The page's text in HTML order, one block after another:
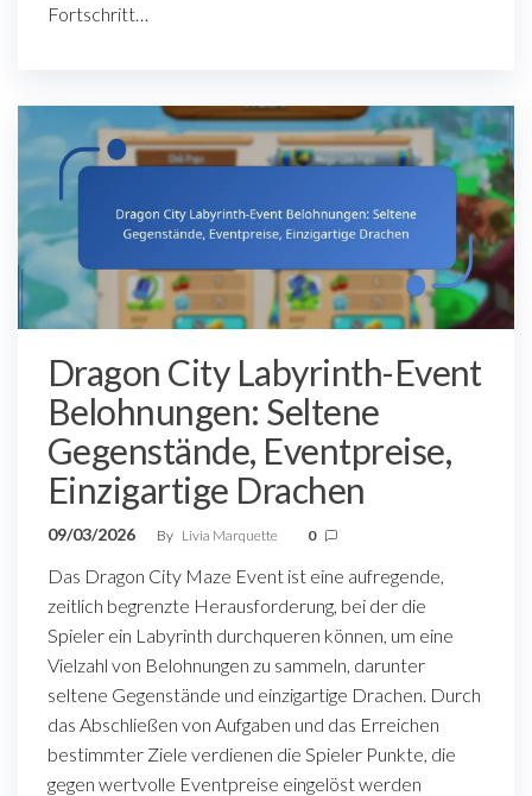
Fortschritt…
Dragon City Labyrinth-Event
Belohnungen: Seltene
Gegenstände, Eventpreise,
Einzigartige Drachen
09/03/2026 By Livia Marquette 0
Das Dragon City Maze Event ist eine aufregende,
zeitlich begrenzte Herausforderung, bei der die
Spieler ein Labyrinth durchqueren können, um eine
Vielzahl von Belohnungen zu sammeln, darunter
seltene Gegenstände und einzigartige Drachen. Durch
das Abschließen von Aufgaben und das Erreichen
bestimmter Ziele verdienen die Spieler Punkte, die
gegen wertvolle Eventpreise eingelöst werden